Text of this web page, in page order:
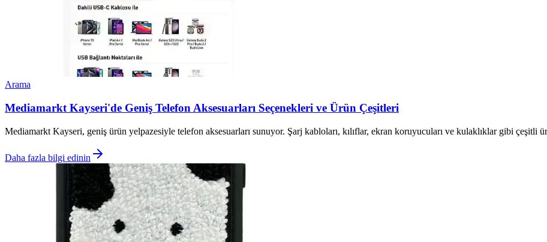
Arama
Mediamarkt Kayseri'de Geniş Telefon Aksesuarları Seçenekleri ve Ürün Çeşitleri
Mediamarkt Kayseri, geniş ürün yelpazesiyle telefon aksesuarları sunuyor. Şarj kabloları, kılıflar, ekran koruyucuları ve kulaklıklar gibi çeşitli
Daha fazla bilgi edinin